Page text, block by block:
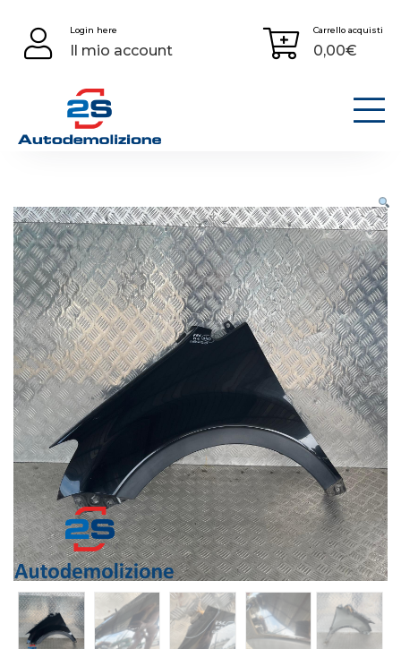
content
Login here
Il mio account
Carrello acquisti
0,00€